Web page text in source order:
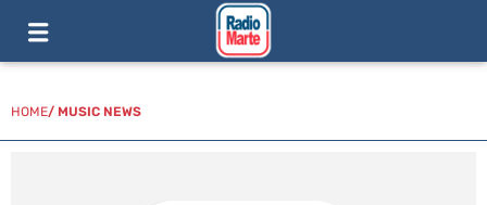
HOME/ MUSIC NEWS